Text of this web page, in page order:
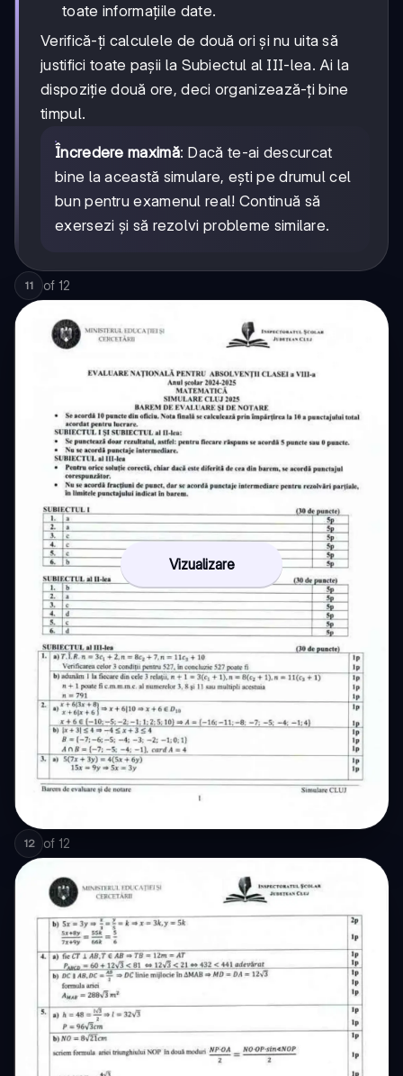
toate informațiile date.
Verifică-ți calculele de două ori și nu uita să
justifici toate pașii la Subiectul al III-lea. Ai la
dispoziție două ore, deci organizează-ți bine
timpul.
Încredere maximă: Dacă te-ai descurcat
bine la această simulare, ești pe drumul cel
bun pentru examenul real! Continuă să
exersezi și să rezolvi probleme similare.
11 of 12
Vizualizare
12 of 12